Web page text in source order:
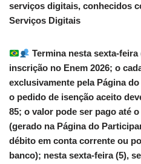
serviços digitais, conhecidos
Serviços Digitais
Termina nesta sexta-
inscrição no Enem 2026; o
exclusivamente pela Página
o pedido de isenção aceito
85; o valor pode ser pago até
(gerado na Página do
débito em conta corrente ou
banco); nesta sexta-feira (5),